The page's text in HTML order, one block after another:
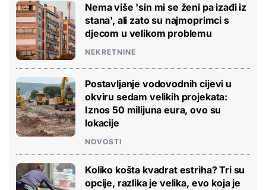
Nema više 'sin mi se ženi pa izađi iz
stana', ali zato su najmoprimci s
djecom u velikom problemu
NEKRETNINE
Postavljanje vodovodnih cijevi u
okviru sedam velikih projekata:
Iznos 50 milijuna eura, ovo su
lokacije
NOVOSTI
Koliko košta kvadrat estriha? Tri su
opcije, razlika je velika, evo koja je